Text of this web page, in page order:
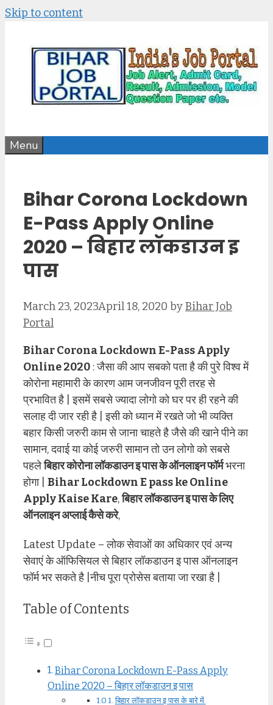
Skip to content
Menu
Bihar Corona Lockdown
E-Pass Apply Online
2020 – बिहार लॉकडाउन इ
पास
March 23, 2023April 18, 2020 byBihar Job
Portal
Bihar Corona Lockdown E-Pass Apply
Online 2020 : जैसा की आप सबको पता है की पुरे विश्व में
कोरोना महामारी के कारण आम जनजीवन पूरी तरह से
प्रभावित है | इसमें सबसे ज्यादा लोगो को घर पर ही रहने की
सलाह दी जार रही है | इसी को ध्यान में रखते जो भी व्यक्ति
बहार किसी जरुरी काम से जाना चाहते है जैसे की खाने पीने का
सामान, दवाई या कोई जरुरी सामान तो उन लोगो को सबसे
पहलेबिहार कोरोना लॉकडाउन इ पास के ऑनलाइन फॉर्मभरना
होगा | Bihar Lockdown E pass ke Online
Apply Kaise Kare,बिहार लॉकडाउन इ पास के लिए
ऑनलाइन अप्लाई कैसे करे,
Latest Update – लोक सेवाओं का अधिकार एवं अन्य
सेवाएं के ऑफिसियल से बिहार लॉकडाउन इ पास ऑनलाइन
फॉर्म भर सकते है |नीच पूरा प्रोसेस बताया जा रखा है |
Table of Contents
Bihar Corona Lockdown E-Pass Apply
Online 2020 – बिहार लॉकडाउन इ पास
बिहार लॉकडाउन इ पास के बारे में